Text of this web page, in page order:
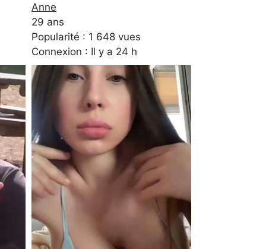
Anne
29 ans
Popularité : 1 648 vues
Connexion : Il y a 24 h